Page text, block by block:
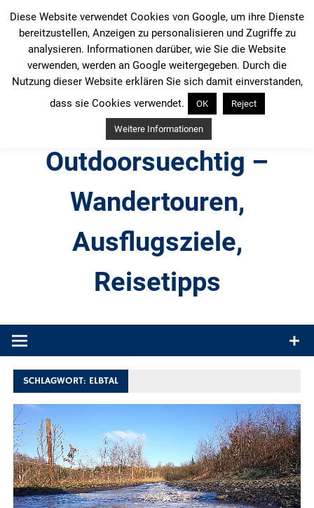
Inhalt
springen
Outdoorsuechtig –
Wandertouren,
Ausflugsziele,
Reisetipps
Produkttests und Buchrezensionen. Ein Blog für alle, die gern
SCHLAGWORT: ELBTAL
Diese Website verwendet Cookies von Google, um ihre Dienste
bereitzustellen, Anzeigen zu personalisieren und Zugriffe zu
analysieren. Informationen darüber, wie Sie die Website
verwenden, werden an Google weitergegeben. Durch die
Nutzung dieser Website erklären Sie sich damit einverstanden,
dass sie Cookies verwendet.
OK Reject
Weitere Informationen